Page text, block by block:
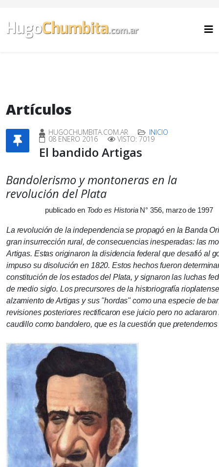
Artículos
HUGOCHUMBITA.COM.AR INICIO
08 ENERO 2016 VISTO: 7019
El bandido Artigas
Bandolerismo y montoneras en la
revolución del Plata
publicado en Todo es HistoriaN° 356, marzo de 1997
La revolución de la independencia se propagó en la Banda
gran insurrección rural, de consecuencias inesperadas: las
Artigas. Estas originaron la disidencia federal que desafió al
impuso su disolución en 1820. Estos hechos fueron
constitución de los estados del Plata, y signaron las luchas
de medio siglo. Los precursores de la historiografía
alzamiento de Artigas y sus "hordas" como una especie de
revisiones posteriores rectificaron ese juicio pero no
caudillo como bandolero, que es la cuestión que pretendemos